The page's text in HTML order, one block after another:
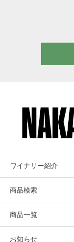
ワイナリー紹介
商品検索
商品一覧
お知らせ